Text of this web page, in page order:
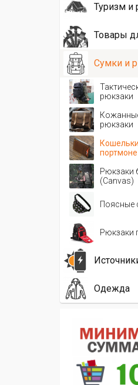
Туризм и
Товары
Сумки и
рюкзаки
рюкзаки
портмоне
Рюкзаки
(Canvas)
Поясные
Рюкзаки
Одежда